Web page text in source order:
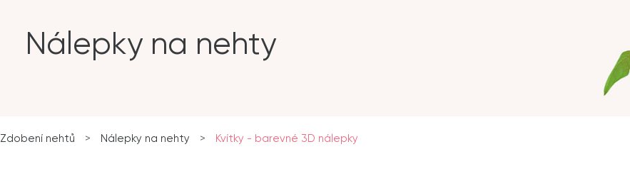
Nálepky na nehty
Zdobení nehtů > Nálepky na nehty > Kvítky - barevné 3D nálepky